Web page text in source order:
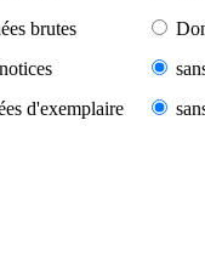
brutes
d'exemplaire